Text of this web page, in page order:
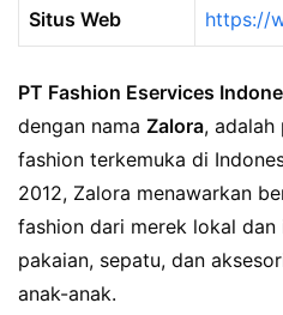
Situs Web https://
PT Fashion Eservices
dengan nama Zalora,
fashion terkemuka di
2012, Zalora menawarkan
fashion dari merek lokal
pakaian, sepatu, dan
anak-anak.